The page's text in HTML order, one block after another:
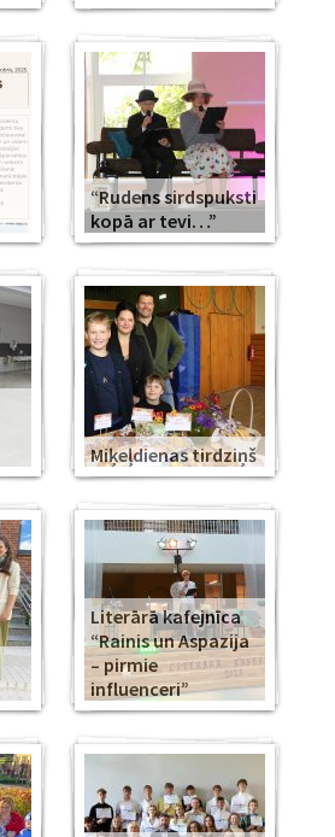
“Rudens sirdspuksti
kopā ar tevi…”
Miķeļdienas tirdziņš
Literārā kafejnīca
“Rainis un Aspazija
– pirmie
influenceri”